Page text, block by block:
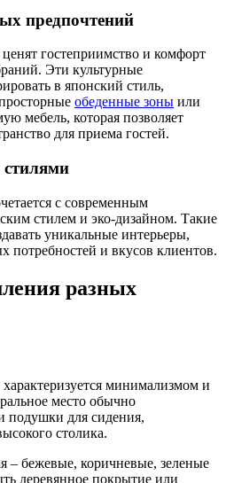
предпочтений
гостеприимство и комфорт
Эти культурные
в японский стиль,
обеденные зоны или
мебель, которая позволяет
для приема гостей.
стилями
с современным
стилем и эко-дизайном. Такие
уникальные интерьеры,
потребностей и вкусов клиентов.
разных
минимализмом и
место обычно
подушки для сидения,
столика.
– бежевые, коричневые, зеленые
деревянное покрытие или